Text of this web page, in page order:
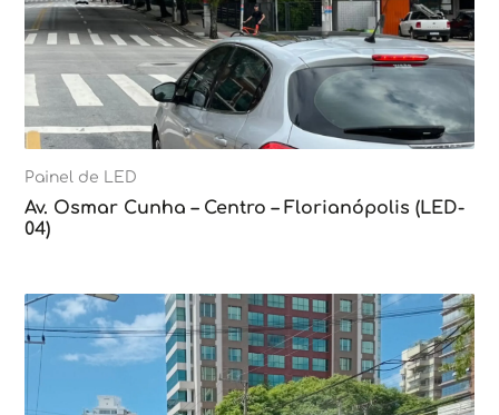
Painel de LED
Av. Osmar Cunha – Centro – Florianópolis (LED-
04)